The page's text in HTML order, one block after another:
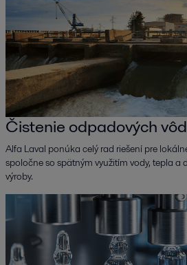
Čistenie odpadových vôd
Alfa Laval ponúka celý rad riešení pre
spoločne so spätným využitím vody, tepla a
výroby.